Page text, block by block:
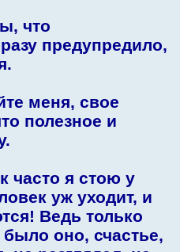
что
предупредило,
меня, свое
полезное и
часто я стою у
уж уходит, и
Ведь только
было оно, счастье,